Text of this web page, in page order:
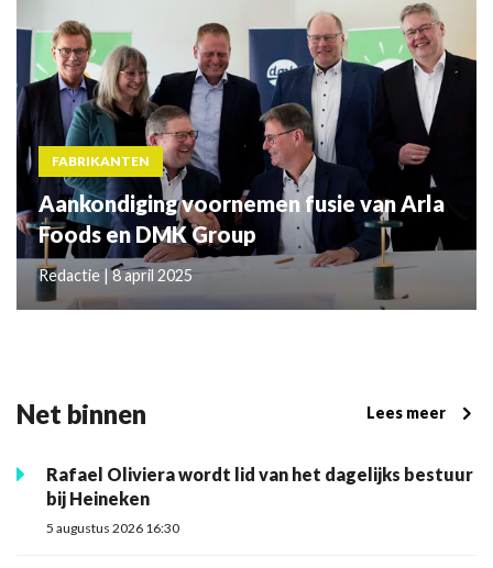
FABRIKANTEN
Aankondiging voornemen fusie van Arla
Foods en DMK Group
Redactie | 8 april 2025
Net binnen Lees meer
Rafael Oliviera wordt lid van het dagelijks bestuur
bij Heineken
5 augustus 2026 16:30